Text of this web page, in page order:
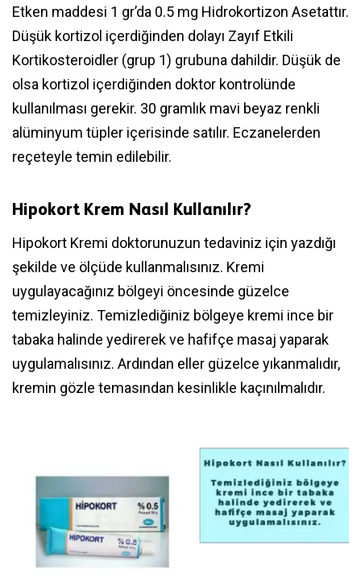
Etken maddesi 1 gr’da 0.5 mg Hidrokortizon Asetattır.
Düşük kortizol içerdiğinden dolayı Zayıf Etkili
Kortikosteroidler (grup 1) grubuna dahildir. Düşük de
olsa kortizol içerdiğinden doktor kontrolünde
kullanılması gerekir. 30 gramlık mavi beyaz renkli
alüminyum tüpler içerisinde satılır. Eczanelerden
reçeteyle temin edilebilir.
Hipokort Krem Nasıl Kullanılır?
Hipokort Kremi doktorunuzun tedaviniz için yazdığı
şekilde ve ölçüde kullanmalısınız. Kremi
uygulayacağınız bölgeyi öncesinde güzelce
temizleyiniz. Temizlediğiniz bölgeye kremi ince bir
tabaka halinde yedirerek ve hafifçe masaj yaparak
uygulamalısınız. Ardından eller güzelce yıkanmalıdır,
kremin gözle temasından kesinlikle kaçınılmalıdır.